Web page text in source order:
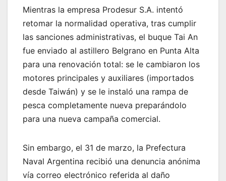
Mientras la empresa Prodesur S.A. intentó
retomar la normalidad operativa, tras cumplir
las sanciones administrativas, el buque Tai An
fue enviado al astillero Belgrano en Punta Alta
para una renovación total: se le cambiaron los
motores principales y auxiliares (importados
desde Taiwán) y se le instaló una rampa de
pesca completamente nueva preparándolo
para una nueva campaña comercial.
Sin embargo, el 31 de marzo, la Prefectura
Naval Argentina recibió una denuncia anónima
vía correo electrónico referida al daño